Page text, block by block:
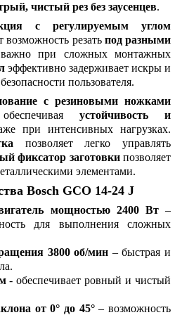
чистый рез без заусенцев.
с регулируемым углом
возможность резать под разными
при сложных монтажных
эффективно задерживает искры и
пользователя.
с резиновыми ножками
устойчивость и
при интенсивных нагрузках.
позволяет легко управлять
фиксатор заготовкипозволяет
элементами.
Bosch GCO 14-24 J
мощностью 2400 Вт–
для выполнения сложных
3800 об/мин – быстрая и
- обеспечивает ровный и чистый
от 0° до 45°– возможность